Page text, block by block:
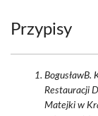
Przypisy
BogusławB.
Restauracji
Matejki w